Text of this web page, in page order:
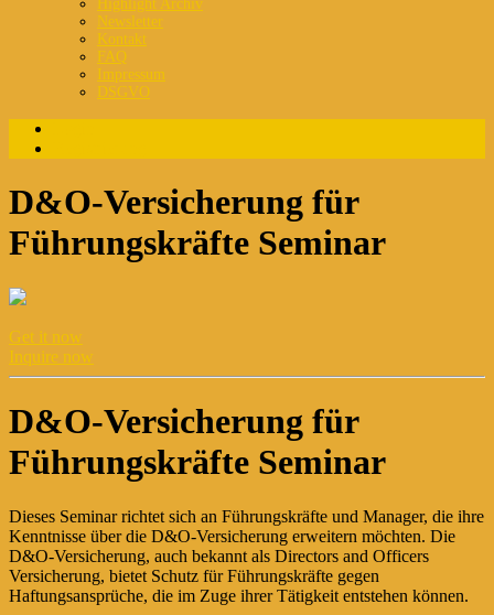
Highlight Archiv
Newsletter
Kontakt
FAQ
Impressum
DSGVO
D&O-Versicherung für
Führungskräfte Seminar
Get it now
Inquire now
D&O-Versicherung für
Führungskräfte Seminar
Dieses Seminar richtet sich an Führungskräfte und Manager, die ihre
Kenntnisse über die D&O-Versicherung erweitern möchten. Die
D&O-Versicherung, auch bekannt als Directors and Officers
Versicherung, bietet Schutz für Führungskräfte gegen
Haftungsansprüche, die im Zuge ihrer Tätigkeit entstehen können.